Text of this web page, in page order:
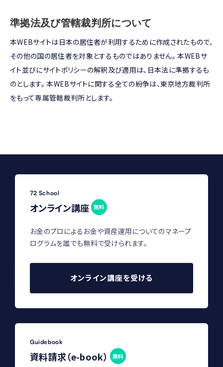
準拠法及び管轄裁判所について
本WEBサイトは日本の居住者が利用するために作成されたもので、
その他の国の居住者を対象とするものではありません。 本WEBサ
イト並びにサイトポリシーの解釈及び適用は、日本法に準拠するも
のとします。 本WEBサイトに関する全ての紛争は、東京地方裁判所
をもって専属管轄裁判所とします。
72 School
オンライン講座 無料
お金のプロによるお金や資産運用についてのマネープ
ログラムを誰でも無料で受けられます。
オンライン講座を受ける
Guidebook
資料請求（e-book） 無料